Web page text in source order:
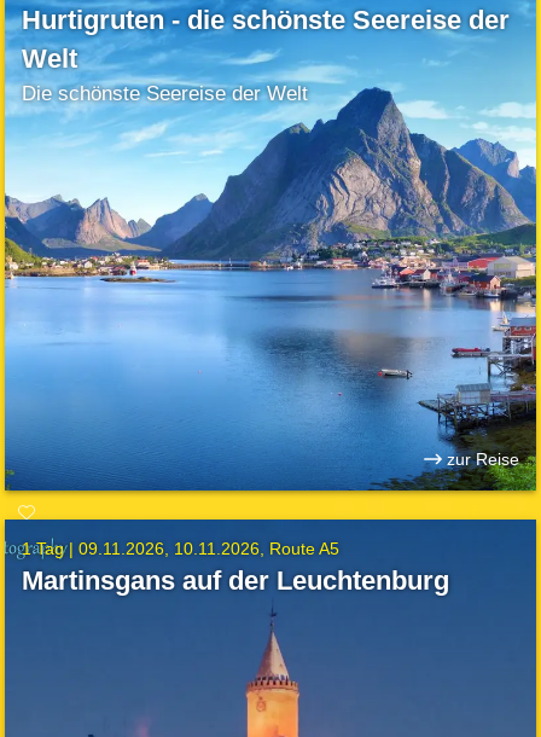
Hurtigruten - die schönste Seereise der
Welt
Die schönste Seereise der Welt
zur Reise
1 Tag |09.11.2026 10.11.2026 Route A5
Martinsgans auf der Leuchtenburg